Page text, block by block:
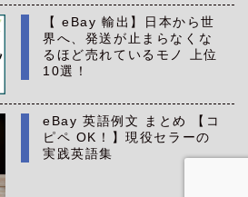
【 eBay 輸出】日本から世
界へ、発送が止まらなくな
るほど売れているモノ 上位
10選！
eBay 英語例文 まとめ 【コ
ピペ OK！】現役セラーの
実践英語集